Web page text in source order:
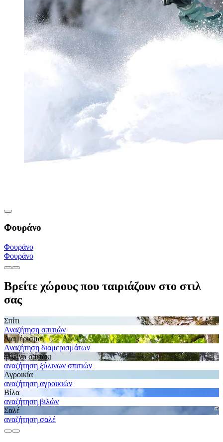
Φουράνο
Φουράνο
Φουράνο
Βρείτε χώρους που ταιριάζουν στο στιλ
σας
Σπίτι
Αναζήτηση σπιτιών
Διαμέρισμα
Αναζήτηση διαμερισμάτων
Ξύλινο σπιτάκι
αναζήτηση ξύλινων σπιτιών
Αγροικία
αναζήτηση αγροικιών
Βίλα
αναζήτηση βιλών
Σαλέ
αναζήτηση σαλέ